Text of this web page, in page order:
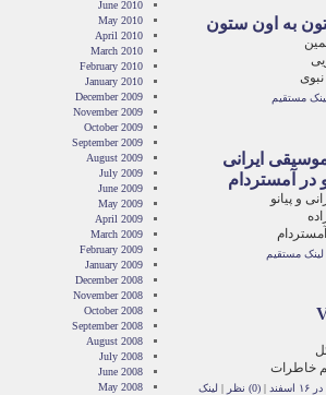
به اون ستون
نبوی
مستقیم
ایرانی
در آمستردام
و پیانو
لینک مستقیم
خاطرات
|(0) نظر | لینک
June 2010
May 2010
April 2010
March 2010
February 2010
January 2010
December 2009
November 2009
October 2009
September 2009
August 2009
July 2009
June 2009
May 2009
April 2009
March 2009
February 2009
January 2009
December 2008
November 2008
October 2008
September 2008
August 2008
July 2008
June 2008
May 2008